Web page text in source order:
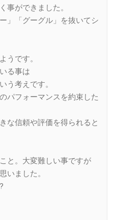
事ができました。
」「グーグル」を抜いてシ
うです。
る事は
う考えです。
パフォーマンスを約束した
な信頼や評価を得られると
と。大変難しい事ですが
いました。